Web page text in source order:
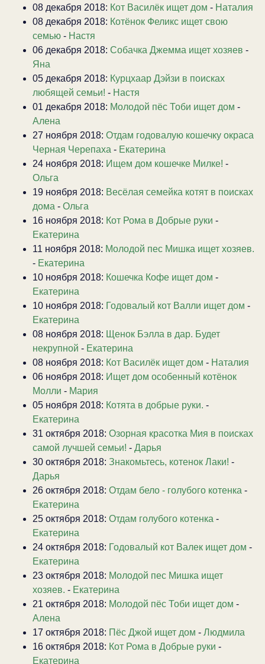
08 декабря 2018: Кот Василёк ищет дом - Наталия
08 декабря 2018: Котёнок Феликс ищет свою
семью - Настя
06 декабря 2018: Собачка Джемма ищет хозяев -
Яна
05 декабря 2018: Курцхаар Дэйзи в поисках
любящей семьи! - Настя
01 декабря 2018: Молодой пёс Тоби ищет дом -
Алена
27 ноября 2018: Отдам годовалую кошечку окраса
Черная Черепаха - Екатерина
24 ноября 2018: Ищем дом кошечке Милке! -
Ольга
19 ноября 2018: Весёлая семейка котят в поисках
дома - Ольга
16 ноября 2018: Кот Рома в Добрые руки -
Екатерина
11 ноября 2018: Молодой пес Мишка ищет хозяев.
- Екатерина
10 ноября 2018: Кошечка Кофе ищет дом -
Екатерина
10 ноября 2018: Годовалый кот Валли ищет дом -
Екатерина
08 ноября 2018: Щенок Бэлла в дар. Будет
некрупной - Екатерина
08 ноября 2018: Кот Василёк ищет дом - Наталия
06 ноября 2018: Ищет дом особенный котёнок
Молли - Мария
05 ноября 2018: Котята в добрые руки. -
Екатерина
31 октября 2018: Озорная красотка Мия в поисках
самой лучшей семьи! - Дарья
30 октября 2018: Знакомьтесь, котенок Лаки! -
Дарья
26 октября 2018: Отдам бело - голубого котенка -
Екатерина
25 октября 2018: Отдам голубого котенка -
Екатерина
24 октября 2018: Годовалый кот Валек ищет дом -
Екатерина
23 октября 2018: Молодой пес Мишка ищет
хозяев. - Екатерина
21 октября 2018: Молодой пёс Тоби ищет дом -
Алена
17 октября 2018: Пёс Джой ищет дом - Людмила
16 октября 2018: Кот Рома в Добрые руки -
Екатерина